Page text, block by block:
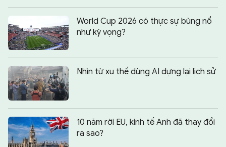
World Cup 2026 có thực sự bùng nổ
như kỳ vọng?
Nhìn từ xu thế dùng AI dựng lại lịch sử
10 năm rời EU, kinh tế Anh đã thay đổi
ra sao?